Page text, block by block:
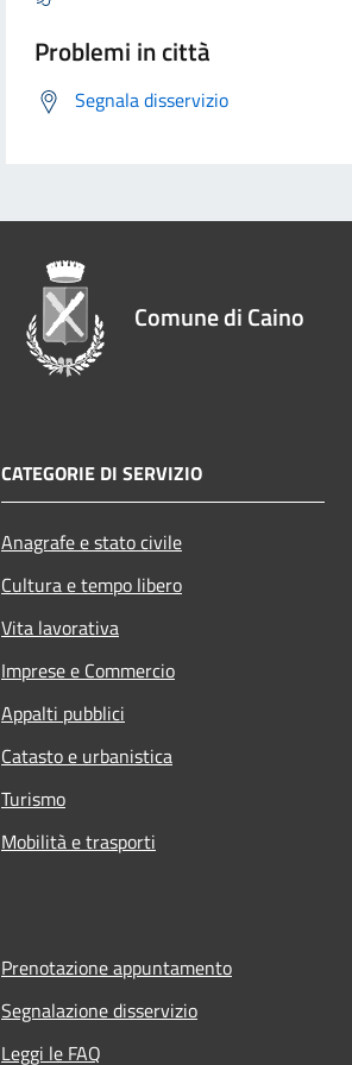
Problemi in città
Segnala disservizio
Comune di Caino
CATEGORIE DI SERVIZIO
Anagrafe e stato civile
Cultura e tempo libero
Vita lavorativa
Imprese e Commercio
Appalti pubblici
Catasto e urbanistica
Turismo
Mobilità e trasporti
Prenotazione appuntamento
Segnalazione disservizio
Leggi le FAQ